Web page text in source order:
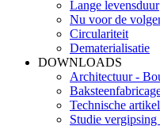
Lange levensduur
Nu voor de
Circulariteit
Dematerialisatie
DOWNLOADS
Architectuur -
Technische
Studie